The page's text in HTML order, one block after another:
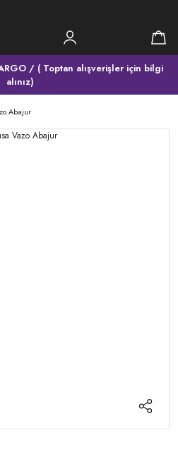
/ ( Toptan alışverişler için bilgi
alınız)
Abajur